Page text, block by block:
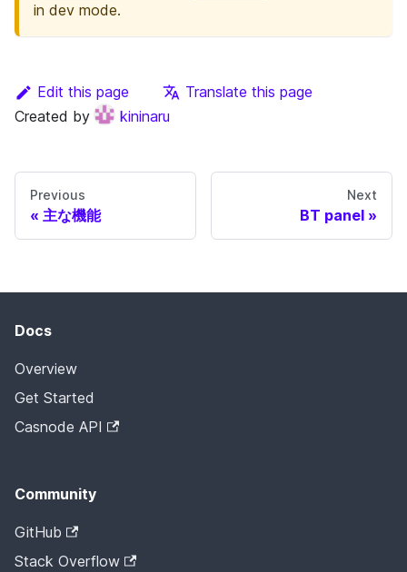
in dev mode.
Edit this page
Translate this page
Created by
kininaru
Previous
主な機能
Next
BT panel
Docs
Overview
Get Started
Casnode API
Community
GitHub
Stack Overflow